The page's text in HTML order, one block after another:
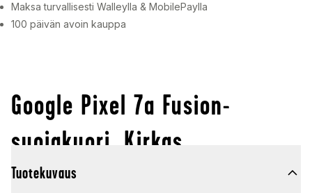
Maksa turvallisesti Walleylla & MobilePaylla
100 päivän avoin kauppa
Google Pixel 7a Fusion-
suojakuori, Kirkas
Tuotekuvaus